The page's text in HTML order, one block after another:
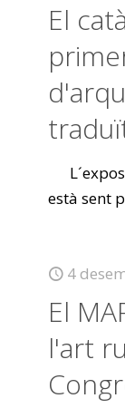
El
està sent
4
El
l'art